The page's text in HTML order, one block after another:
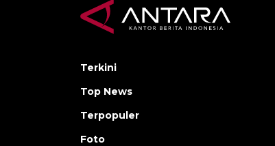
Terkini
Top News
Terpopuler
Foto